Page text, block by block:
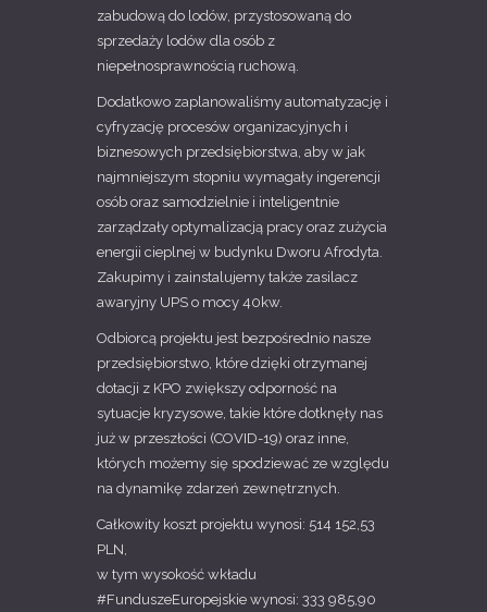
zabudową do lodów, przystosowaną do
sprzedaży lodów dla osób z
niepełnosprawnością ruchową.
Dodatkowo zaplanowaliśmy automatyzację i
cyfryzację procesów organizacyjnych i
biznesowych przedsiębiorstwa, aby w jak
najmniejszym stopniu wymagały ingerencji
osób oraz samodzielnie i inteligentnie
zarządzały optymalizacją pracy oraz zużycia
energii cieplnej w budynku Dworu Afrodyta.
Zakupimy i zainstalujemy także zasilacz
awaryjny UPS o mocy 40kw.
Odbiorcą projektu jest bezpośrednio nasze
przedsiębiorstwo, które dzięki otrzymanej
dotacji z KPO zwiększy odporność na
sytuacje kryzysowe, takie które dotknęły nas
już w przeszłości (COVID-19) oraz inne,
których możemy się spodziewać ze względu
na dynamikę zdarzeń zewnętrznych.
Całkowity koszt projektu wynosi: 514 152,53
PLN,
w tym wysokość wkładu
#FunduszeEuropejskie wynosi: 333 985,90